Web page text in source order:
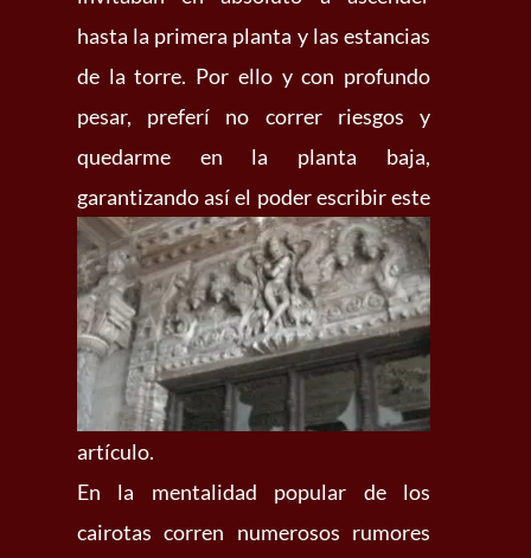
hasta la primera planta y las estancias
de la torre. Por ello y con profundo
pesar, preferí no correr riesgos y
quedarme en la planta baja,
garantizando así el poder escribir este
artículo.
En la mentalidad popular de los
cairotas corren numerosos rumores